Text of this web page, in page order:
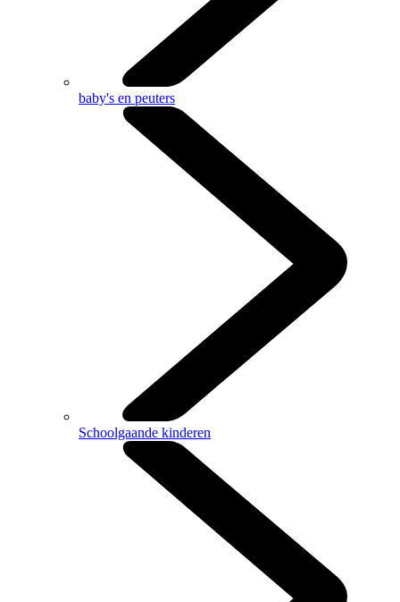
baby's en peuters
Schoolgaande kinderen